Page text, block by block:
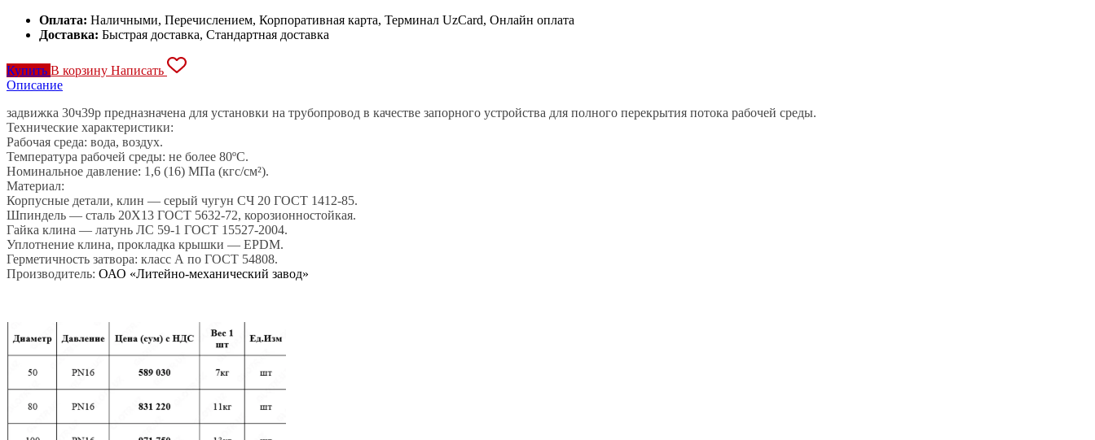
Оплата: Наличными, Перечислением, Корпоративная карта, Терминал UzCard, Онлайн оплата
Доставка: Быстрая доставка, Стандартная доставка
Купить В корзину Написать
Описание
задвижка 30ч39р предназначена для установки на трубопровод в качестве запорного устройства для полного перекрытия потока рабочей среды.
Технические характеристики:
Рабочая среда: вода, воздух.
Температура рабочей среды: не более 80ºС.
Номинальное давление: 1,6 (16) МПа (кгс/см²).
Материал:
Корпусные детали, клин — серый чугун СЧ 20 ГОСТ 1412-85.
Шпиндель — сталь 20Х13 ГОСТ 5632-72, корозионностойкая.
Гайка клина — латунь ЛС 59-1 ГОСТ 15527-2004.
Уплотнение клина, прокладка крышки — EPDM.
Герметичность затвора: класс А по ГОСТ 54808.
Производитель: ОАО «Литейно-механический завод»